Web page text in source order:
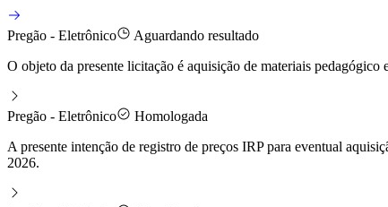
Pregão - Eletrônico
Aguardando resultado
O objeto da presente licitação é aquisição de materiais
Pregão - Eletrônico
Homologada
A presente intenção de registro de preços IRP para eventual
2026.